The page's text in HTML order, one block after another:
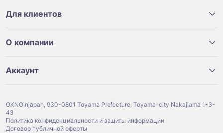
Для клиентов
О компании
Аккаунт
OKNOinjapan, 930-0801 Toyama Prefecture, Toyama-city Nakajiama 1-3-
43
Политика конфиденциальности и защиты информации
Договор публичной оферты